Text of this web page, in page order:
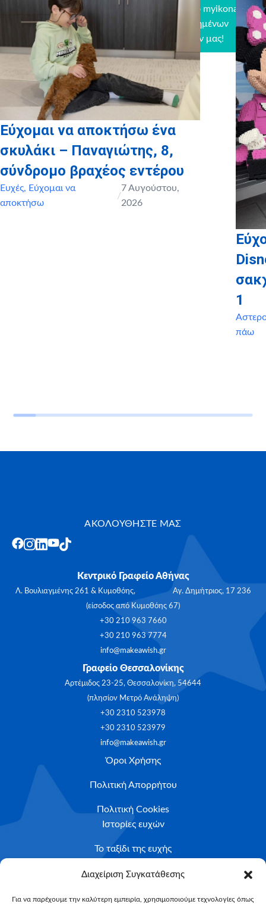
Διαχείριση Συγκατάθεσης
Για να παρέχουμε την καλύτερη εμπειρία, χρησιμοποιούμε τεχνολογίες όπως
έκπληξη σε όλα τα παιδιά μας, καθώς και το myikona.gr
για τη χορηγία όλων των προσωποποιημένων
φωτογραφικών άλμπουμ των παιδιών μας!
Εύχομαι να αποκτήσω ένα
σκυλάκι – Παναγιώτης, 8,
σύνδρομο βραχέος εντέρου
Ευχές, Εύχομαι να
αποκτήσω
/
7 Αυγούστου,
2026
1
πάω
ΑΚΟΛΟΥΘΗΣΤΕ ΜΑΣ
Κεντρικό Γραφείο Αθήνας
Λ. Βουλιαγμένης 261 & Κυμοθόης, Αγ. Δημήτριος, 17 236
(είσοδος από Κυμοθόης 67)
+30 210 963 7660
+30 210 963 7774
info@makeawish.gr
Γραφείο Θεσσαλονίκης
Αρτέμιδος 23-25, Θεσσαλονίκη, 54644
(πλησίον Μετρό Ανάληψη)
+30 2310 523978
+30 2310 523979
info@makeawish.gr
Όροι Χρήσης
Πολιτική Απορρήτου
Πολιτική Cookies
Ιστορίες ευχών
Το ταξίδι της ευχής
Κριτήρια Καταλληλότητας
Υποβολή Αιτήματος